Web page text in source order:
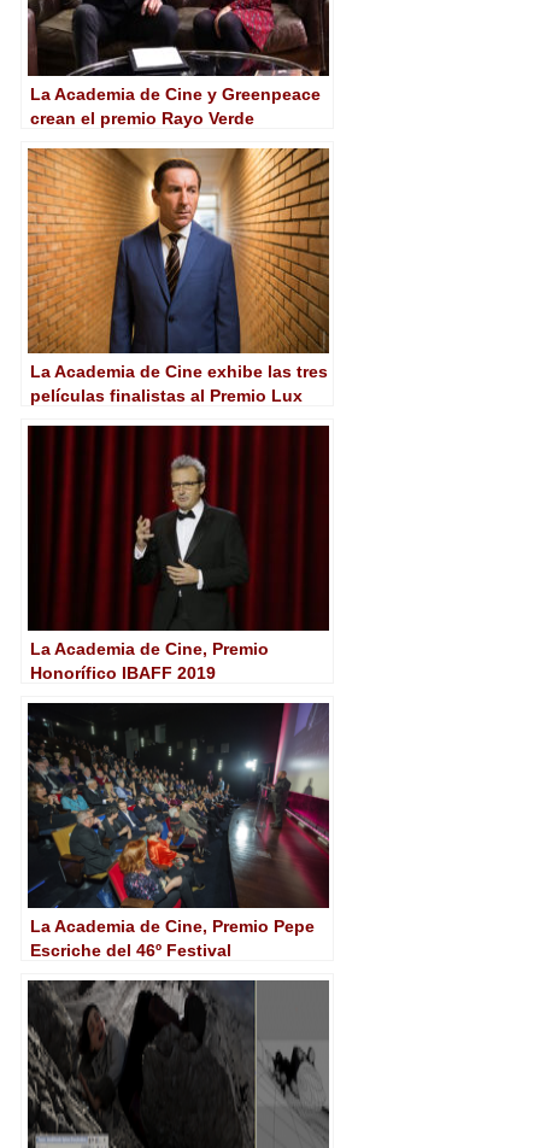
La Academia de Cine y Greenpeace
crean el premio Rayo Verde
La Academia de Cine exhibe las tres
películas finalistas al Premio Lux
La Academia de Cine, Premio
Honorífico IBAFF 2019
La Academia de Cine, Premio Pepe
Escriche del 46º Festival